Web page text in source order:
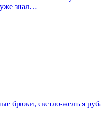
уже знал…
брюки, светло-желтая